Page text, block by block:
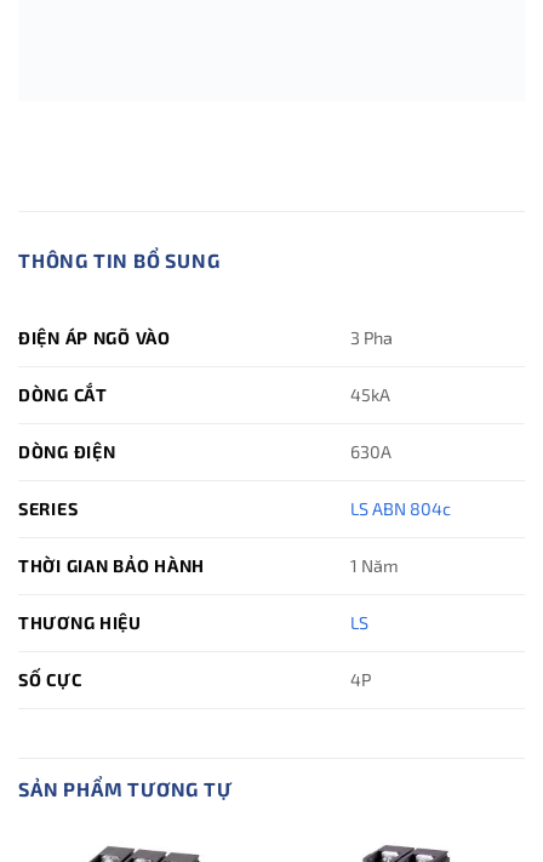
THÔNG TIN BỔ SUNG
ĐIỆN ÁP NGÕ VÀO 3 Pha
DÒNG CẮT 45kA
DÒNG ĐIỆN 630A
SERIES LS ABN 804c
THỜI GIAN BẢO HÀNH 1 Năm
THƯƠNG HIỆU LS
SỐ CỰC 4P
SẢN PHẨM TƯƠNG TỰ